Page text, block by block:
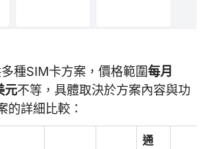
種SIM卡方案，價格範圍每月
元不等，具體取決於方案內容與功
的詳細比較：
通